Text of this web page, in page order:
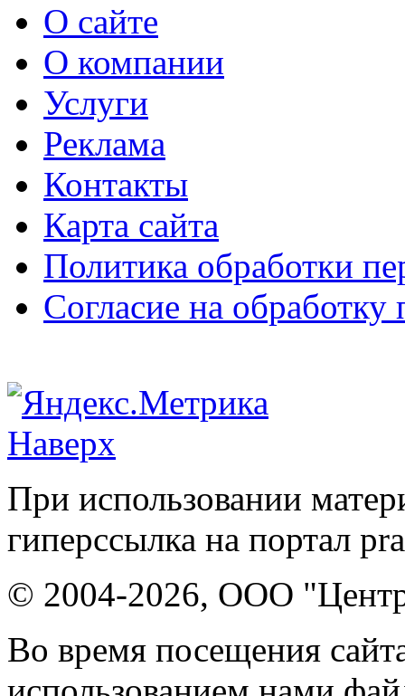
О сайте
О компании
Услуги
Реклама
Контакты
Карта сайта
Политика обработки
Согласие на
Наверх
При использовании
гиперссылка на портал
© 2004-2026, ООО "Центр
Во время посещения